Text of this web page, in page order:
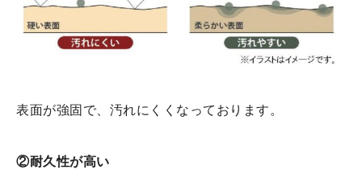
表面が強固で、汚れにくくなっております。
②耐久性が高い